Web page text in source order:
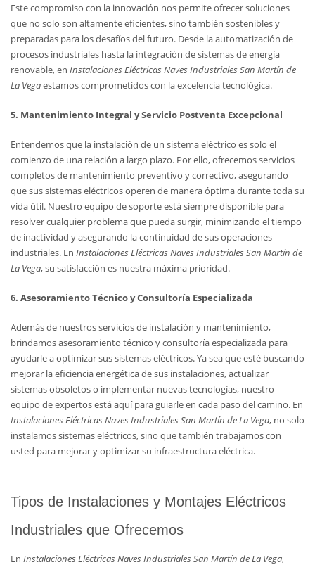
Este compromiso con la innovación nos permite ofrecer soluciones
que no solo son altamente eficientes, sino también sostenibles y
preparadas para los desafíos del futuro. Desde la automatización de
procesos industriales hasta la integración de sistemas de energía
renovable, en Instalaciones Eléctricas Naves Industriales San Martín de
La Vegaestamos comprometidos con la excelencia tecnológica.
5. Mantenimiento Integral y Servicio Postventa Excepcional
Entendemos que la instalación de un sistema eléctrico es solo el
comienzo de una relación a largo plazo. Por ello, ofrecemos servicios
completos de mantenimiento preventivo y correctivo, asegurando
que sus sistemas eléctricos operen de manera óptima durante toda su
vida útil. Nuestro equipo de soporte está siempre disponible para
resolver cualquier problema que pueda surgir, minimizando el tiempo
de inactividad y asegurando la continuidad de sus operaciones
industriales. En Instalaciones Eléctricas Naves Industriales San Martín de
La Vega, su satisfacción es nuestra máxima prioridad.
6. Asesoramiento Técnico y Consultoría Especializada
Además de nuestros servicios de instalación y mantenimiento,
brindamos asesoramiento técnico y consultoría especializada para
ayudarle a optimizar sus sistemas eléctricos. Ya sea que esté buscando
mejorar la eficiencia energética de sus instalaciones, actualizar
sistemas obsoletos o implementar nuevas tecnologías, nuestro
equipo de expertos está aquí para guiarle en cada paso del camino. En
Instalaciones Eléctricas Naves Industriales San Martín de La Vega, no solo
instalamos sistemas eléctricos, sino que también trabajamos con
usted para mejorar y optimizar su infraestructura eléctrica.
Tipos de Instalaciones y Montajes Eléctricos
Industriales que Ofrecemos
En Instalaciones Eléctricas Naves Industriales San Martín de La Vega,